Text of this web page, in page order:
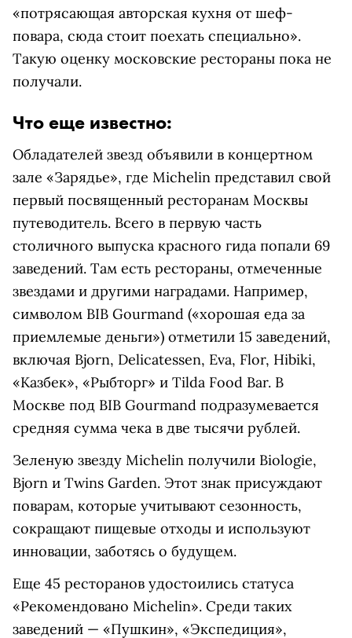
«потрясающая авторская кухня от шеф-
повара, сюда стоит поехать специально».
Такую оценку московские рестораны пока не
получали.
Что еще известно:
Обладателей звезд объявили в концертном
зале «Зарядье», где Michelin представил свой
первый посвященный ресторанам Москвы
путеводитель. Всего в первую часть
столичного выпуска красного гида попали 69
заведений. Там есть рестораны, отмеченные
звездами и другими наградами. Например,
символом BIB Gourmand («хорошая еда за
приемлемые деньги») отметили 15 заведений,
включая Bjorn, Delicatessen, Eva, Flor, Hibiki,
«Казбек», «Рыбторг» и Tilda Food Bar. В
Москве под BIB Gourmand подразумевается
средняя сумма чека в две тысячи рублей.
Зеленую звезду Michelin получили Biologie,
Bjorn и Twins Garden. Этот знак присуждают
поварам, которые учитывают сезонность,
сокращают пищевые отходы и используют
инновации, заботясь о будущем.
Еще 45 ресторанов удостоились статуса
«Рекомендовано Michelin». Среди таких
заведений — «Пушкин», «Экспедиция»,